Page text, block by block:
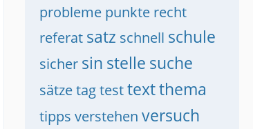
probleme punkte recht
referat satz schnell schule
sicher sin stelle suche
sätzetagtesttextthema
tipps verstehen versuch